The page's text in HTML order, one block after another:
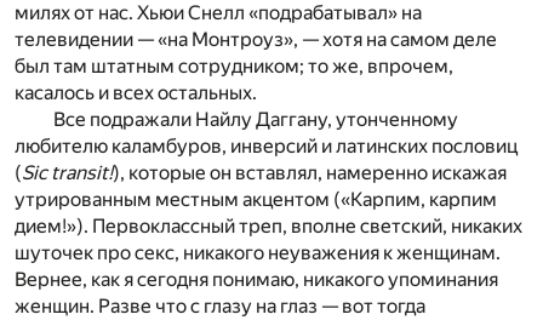
милях от нас. Хьюи Снелл «подрабатывал» на
телевидении — «на Монтроуз», — хотя на самом деле
был там штатным сотрудником; то же, впрочем,
касалось и всех остальных.
Все подражали Найлу Даггану, утонченному
любителю каламбуров, инверсий и латинских пословиц
(Sic transit!), которые он вставлял, намеренно искажая
утрированным местным акцентом («Карпим, карпим
дием!»). Первоклассный треп, вполне светский, никаких
шуточек про секс, никакого неуважения к женщинам.
Вернее, как я сегодня понимаю, никакого упоминания
женщин. Разве что с глазу на глаз — вот тогда